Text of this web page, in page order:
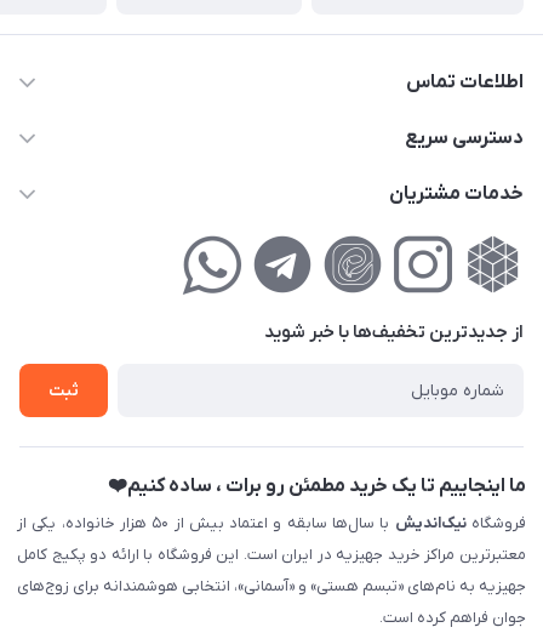
اطلاعات تماس
02177111474
کوچه گلریز 4 غربی ، پلاک 13
دسترسی سریع
حساب کاربری
لیست محصولات
خدمات مشتریان
راهنمای‌خرید‌آنلاین
حریم خصوصی
فروش‌اقساطی
از جدید‌ترین تخفیف‌ها با‌ خبر شوید
ثبت
ما اینجاییم تا یک خرید مطمئن رو برات ، ساده کنیم❤️
فروشگاهنیک‌اندیش
با سال‌ها سابقه و اعتماد بیش از ۵۰ هزار خانواده، یکی از
معتبرترین مراکز خرید جهیزیه در ایران است. این فروشگاه با ارائه دو پکیج کامل
جهیزیه به نام‌های «تبسم هستی» و «آسمانی»، انتخابی هوشمندانه برای زوج‌های
جوان فراهم کرده است.